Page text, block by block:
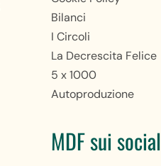
Bilanci
I Circoli
La Decrescita Felice
5 x 1000
Autoproduzione
MDF sui social